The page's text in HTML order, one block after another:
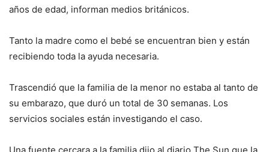
años de edad, informan medios británicos.
Tanto la madre como el bebé se encuentran bien y están
recibiendo toda la ayuda necesaria.
Trascendió que la familia de la menor no estaba al tanto de
su embarazo, que duró un total de 30 semanas. Los
servicios sociales están investigando el caso.
Una fuente cercara a la familia dijo al diario The Sun que la